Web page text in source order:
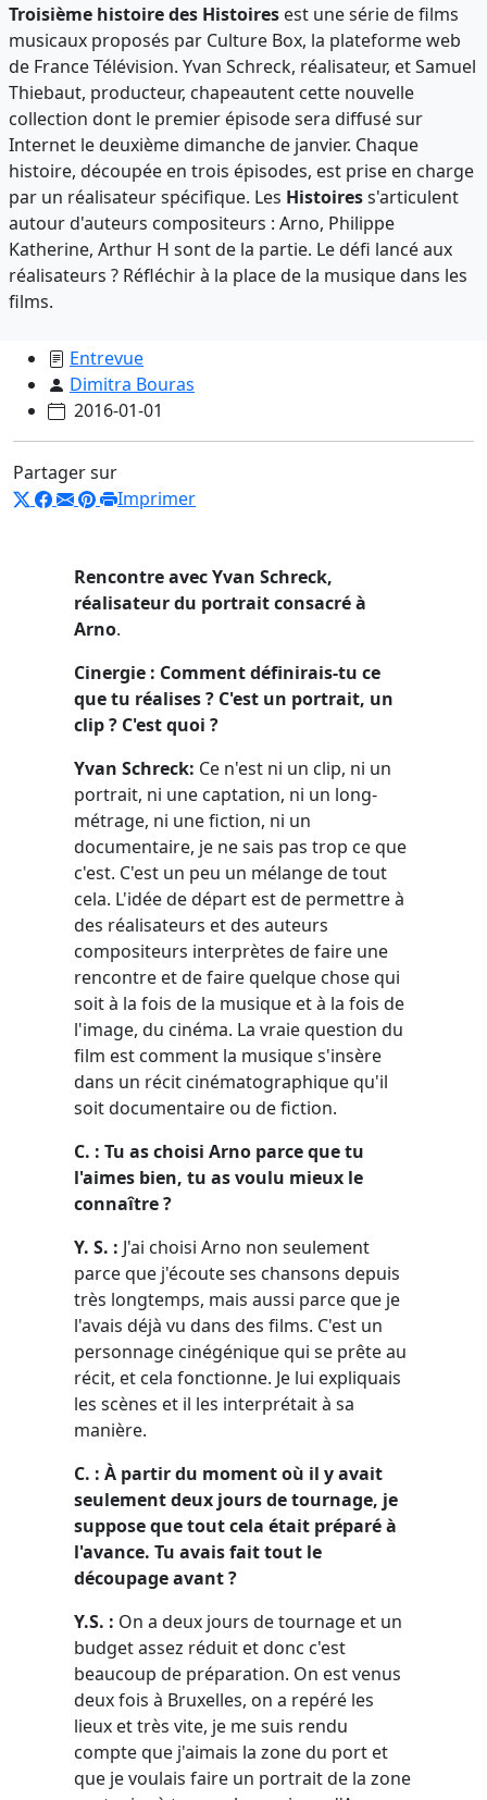
Troisième histoire des Histoires est une série de films
musicaux proposés par Culture Box, la plateforme web
de France Télévision. Yvan Schreck, réalisateur, et Samuel
Thiebaut, producteur, chapeautent cette nouvelle
collection dont le premier épisode sera diffusé sur
Internet le deuxième dimanche de janvier. Chaque
histoire, découpée en trois épisodes, est prise en charge
par un réalisateur spécifique. Les Histoiress'articulent
autour d'auteurs compositeurs : Arno, Philippe
Katherine, Arthur H sont de la partie. Le défi lancé aux
réalisateurs ? Réfléchir à la place de la musique dans les
films.
Entrevue
Dimitra Bouras
2016-01-01
Partager sur
Imprimer
Rencontre avec Yvan Schreck,
réalisateur du portrait consacré à
Arno.
Cinergie : Comment définirais-tu ce
que tu réalises ? C'est un portrait, un
clip ? C'est quoi ?
Yvan Schreck: Ce n'est ni un clip, ni un
portrait, ni une captation, ni un long-
métrage, ni une fiction, ni un
documentaire, je ne sais pas trop ce que
c'est. C'est un peu un mélange de tout
cela. L'idée de départ est de permettre à
des réalisateurs et des auteurs
compositeurs interprètes de faire une
rencontre et de faire quelque chose qui
soit à la fois de la musique et à la fois de
l'image, du cinéma. La vraie question du
film est comment la musique s'insère
dans un récit cinématographique qu'il
soit documentaire ou de fiction.
C. : Tu as choisi Arno parce que tu
l'aimes bien, tu as voulu mieux le
connaître ?
Y. S. : J'ai choisi Arno non seulement
parce que j'écoute ses chansons depuis
très longtemps, mais aussi parce que je
l'avais déjà vu dans des films. C'est un
personnage cinégénique qui se prête au
récit, et cela fonctionne. Je lui expliquais
les scènes et il les interprétait à sa
manière.
C. : À partir du moment où il y avait
seulement deux jours de tournage, je
suppose que tout cela était préparé à
l'avance. Tu avais fait tout le
découpage avant ?
Y.S. : On a deux jours de tournage et un
budget assez réduit et donc c'est
beaucoup de préparation. On est venus
deux fois à Bruxelles, on a repéré les
lieux et très vite, je me suis rendu
compte que j'aimais la zone du port et
que je voulais faire un portrait de la zone